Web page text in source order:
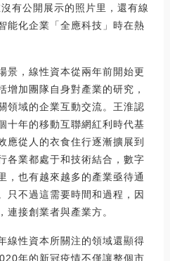
有公開展示的照片里，還有線
能化企業「全應科技」時在熱
景，線性資本從兩年前開始更
增加團隊自身對產業的研究，
領域的企業互動交流。王淮認
十年的移動互聯網紅利時代基
應從人的衣食住行逐漸擴展到
各業都處于和技術結合，數字
，也有越來越多的產業亟待通
只不過這需要時間和過程，因
連接創業者與產業方。
線性資本所關注的領域還顯得
年的新冠疫情不僅讓整個市